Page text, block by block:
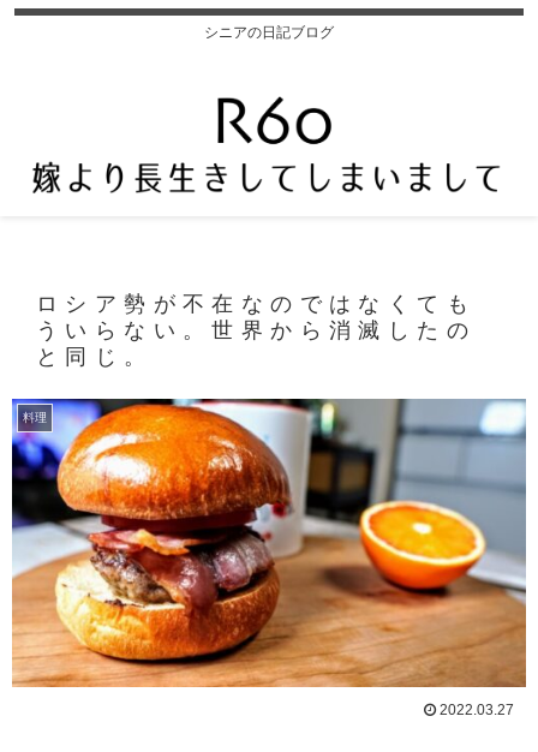
シニアの日記ブログ
ロシア勢が不在なのではなくても
ういらない。世界から消滅したの
と同じ。
料理
2022.03.27